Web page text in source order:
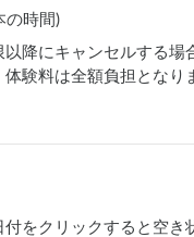
の時間)
降にキャンセルする場
験料は全額負担となり
付をクリックすると空き